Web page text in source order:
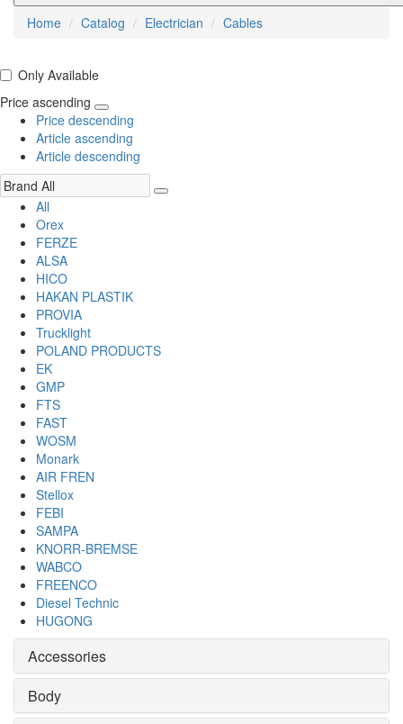
Home Catalog Electrician Cables
Only Available
Price ascending
Price descending
Article ascending
Article descending
All
Orex
FERZE
ALSA
HICO
HAKAN PLASTIK
PROVIA
Trucklight
POLAND PRODUCTS
EK
GMP
FTS
FAST
WOSM
Monark
AIR FREN
Stellox
FEBI
SAMPA
KNORR-BREMSE
WABCO
FREENCO
Diesel Technic
HUGONG
Accessories
Body